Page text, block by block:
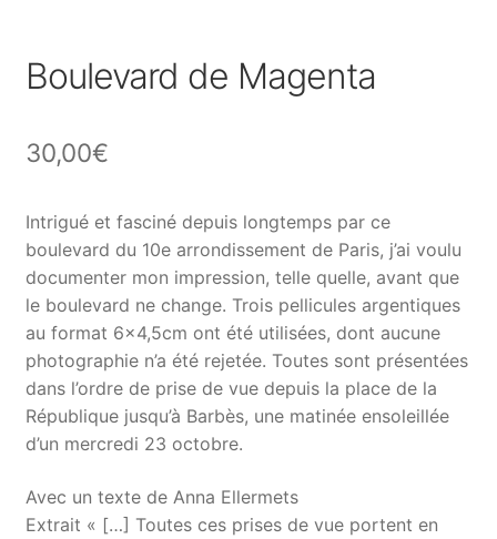
Boulevard de Magenta
30,00€
Intrigué et fasciné depuis longtemps par ce
boulevard du 10e arrondissement de Paris, j’ai voulu
documenter mon impression, telle quelle, avant que
le boulevard ne change. Trois pellicules argentiques
au format 6×4,5cm ont été utilisées, dont aucune
photographie n’a été rejetée. Toutes sont présentées
dans l’ordre de prise de vue depuis la place de la
République jusqu’à Barbès, une matinée ensoleillée
d’un mercredi 23 octobre.
Avec un texte de Anna Ellermets
Extrait « […] Toutes ces prises de vue portent en